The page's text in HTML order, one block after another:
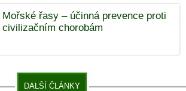
Mořské řasy – účinná prevence proti
civilizačním chorobám
DALŠÍ ČLÁNKY